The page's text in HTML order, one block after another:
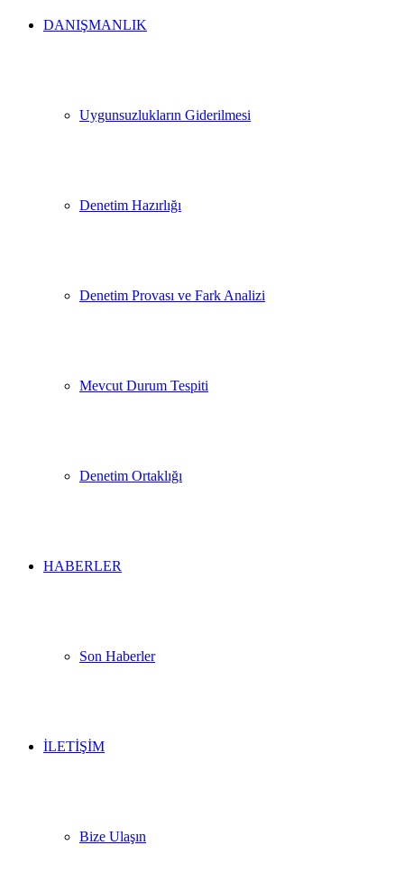
DANIŞMANLIK
Uygunsuzlukların Giderilmesi
Denetim Hazırlığı
Denetim Provası ve Fark Analizi
Mevcut Durum Tespiti
Denetim Ortaklığı
HABERLER
Son Haberler
İLETİŞİM
Bize Ulaşın